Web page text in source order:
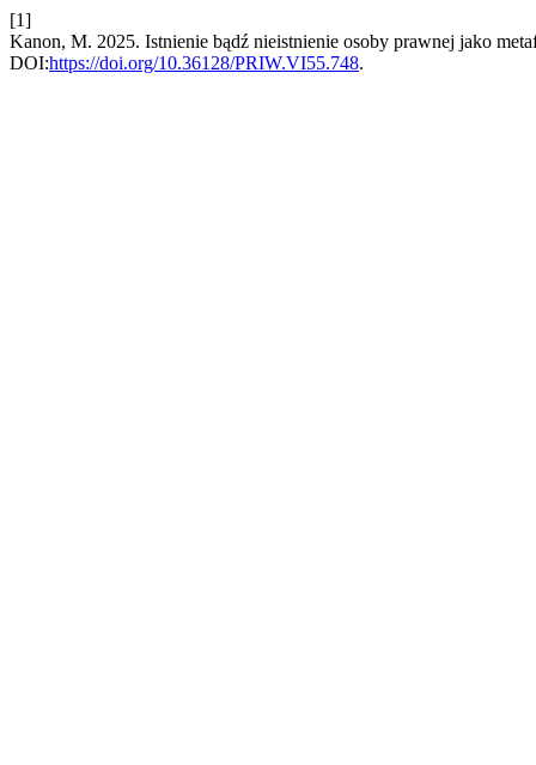
[1]
Kanon, M. 2025. Istnienie bądź nieistnienie osoby prawnej jako
DOI:https://doi.org/10.36128/PRIW.VI55.748.